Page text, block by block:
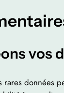
vos
données